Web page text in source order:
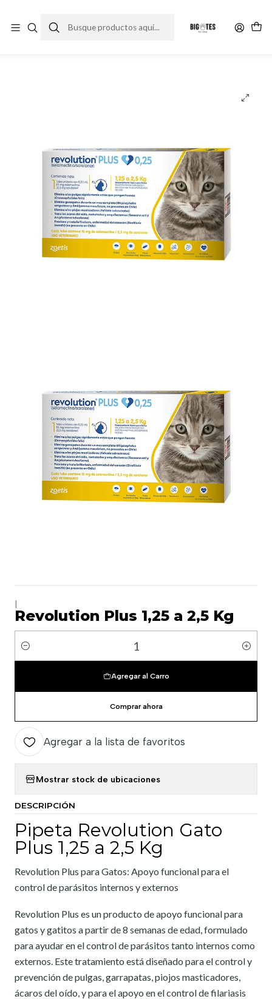
Revolution Plus 1,25 a 2,5 Kg
Cantidad
Agregar al Carro
Comprar ahora
Agregar a la lista de favoritos
Mostrar stock de ubicaciones
DESCRIPCIÓN
Pipeta Revolution Gato
Plus 1,25 a 2,5 Kg
Revolution Plus para Gatos: Apoyo funcional para el
control de parásitos internos y externos
Revolution Plus es un producto de apoyo funcional para
gatos y gatitos a partir de 8 semanas de edad, formulado
para ayudar en el control de parásitos tanto internos como
externos. Este tratamiento está diseñado para el control y
prevención de pulgas, garrapatas, piojos masticadores,
ácaros del oído, y para el apoyo en el control de filariasis